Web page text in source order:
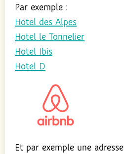
Par exemple :
Hotel des Alpes
Hotel le Tonnelier
Hotel Ibis
Hotel D
Et par exemple une adresse